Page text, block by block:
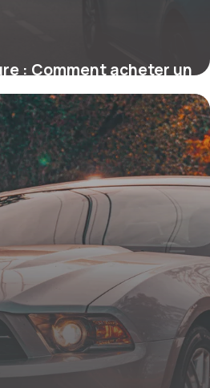
: Comment acheter un
en toute confiance